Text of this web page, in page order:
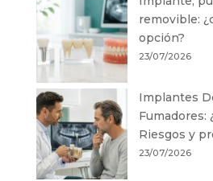
removible:
opción?
23/07/2026
Implantes
Fumadores:
Riesgos y
23/07/2026